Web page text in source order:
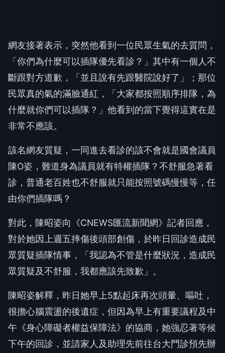
網友接著表示，突然他看到一位民眾生氣的去質問，
「你們為什麼可以插隊優先看診？」其中有一個人不
斷跟對方道歉，「並且說有先跟醫院說好了」；那位
民眾真的氣的滿臉通紅，「大家都按照順序排隊，為
什麼就你們可以插隊？」他看到的當下覺得這實在是
非常不應該。
該名網友質疑，一同進去看診的該不會就是國會議員
陳O姿，難道身為議員就有特權插隊？不舒服急著看
診，普通老百姓也不舒服就只能按照號碼慢慢等，任
由你們插隊嗎？
對此，陳昭姿向《CNEWS匯流新聞網》記者回應，
對於她因上週五摔傷後頭部創傷，於昨日回診造成民
眾質疑插隊情事，「我認為不管是什麼狀況，造成民
眾質疑及不舒服，我都應該先致歉」。
陳昭姿解釋，昨日她早上5點起床再次頭暈、嘔吐，
很擔心腦震盪的後遺症，但因為早上有重要議程及中
午《身心障礙者權益保障法》的協商，她強忍著等候
下午的回診，並請家人及助理先前往台大門診預先辦